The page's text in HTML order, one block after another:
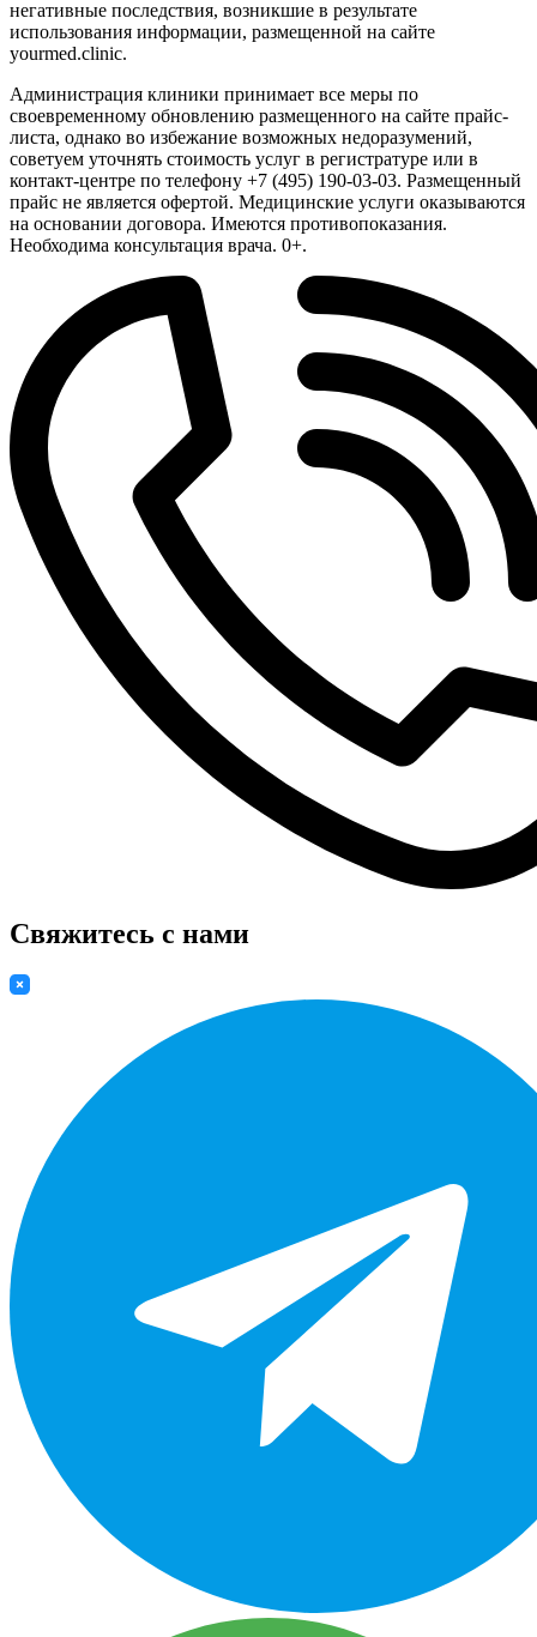
негативные последствия, возникшие в результате
использования информации, размещенной на сайте
yourmed.clinic.
Администрация клиники принимает все меры по
своевременному обновлению размещенного на сайте прайс-
листа, однако во избежание возможных недоразумений,
советуем уточнять стоимость услуг в регистратуре или в
контакт-центре по телефону +7 (495) 190-03-03. Размещенный
прайс не является офертой. Медицинские услуги оказываются
на основании договора. Имеются противопоказания.
Необходима консультация врача. 0+.
Свяжитесь с нами